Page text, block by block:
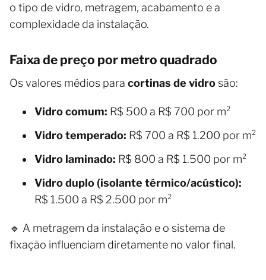
o tipo de vidro, metragem, acabamento e a
complexidade da instalação.
Faixa de preço por metro quadrado
Os valores médios para cortinas de vidrosão:
Vidro comum: R$ 500 a R$ 700 por m²
Vidro temperado: R$ 700 a R$ 1.200 por m²
Vidro laminado: R$ 800 a R$ 1.500 por m²
Vidro duplo (isolante térmico/acústico):
R$ 1.500 a R$ 2.500 por m²
🔹 A metragem da instalação e o sistema de
fixação influenciam diretamente no valor final.